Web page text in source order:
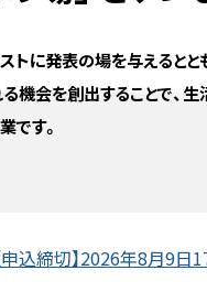
トに発表の場を与えるとと
機会を創出することで、生
です。
申込締切】2026年8月9日